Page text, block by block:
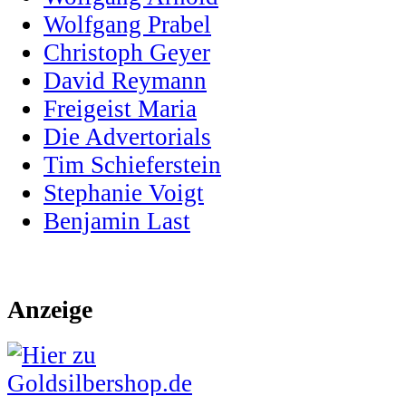
Wolfgang Prabel
Christoph Geyer
David Reymann
Freigeist Maria
Die Advertorials
Tim Schieferstein
Stephanie Voigt
Benjamin Last
Anzeige